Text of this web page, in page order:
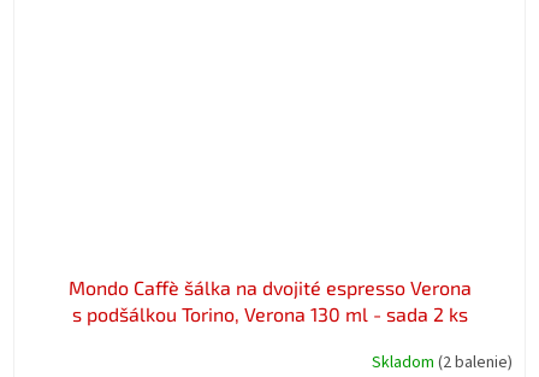
Mondo Caffè šálka na dvojité espresso Verona
s podšálkou Torino, Verona 130 ml - sada 2 ks
Skladom (2 balenie)